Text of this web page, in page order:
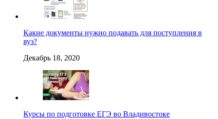
Какие документы нужно подавать для поступления в
вуз?
Декабрь 18, 2020
Курсы по подготовке ЕГЭ во Владивостоке